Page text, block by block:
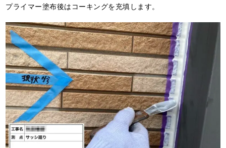
プライマー塗布後はコーキングを充填します。